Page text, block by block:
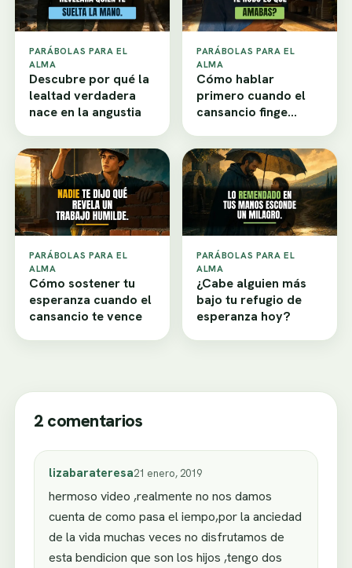
PARÁBOLAS PARA EL
ALMA
Descubre por qué la
lealtad verdadera
nace en la angustia
PARÁBOLAS PARA EL
ALMA
Cómo hablar
primero cuando el
cansancio finge
PARÁBOLAS PARA EL
ALMA
Cómo sostener tu
esperanza cuando el
cansancio te vence
PARÁBOLAS PARA EL
ALMA
¿Cabe alguien más
bajo tu refugio de
esperanza hoy?
2 comentarios
lizabarateresa21 enero, 2019
hermoso video ,realmente no nos damos
cuenta de como pasa el iempo,por la anciedad
de la vida muchas veces no disfrutamos de
esta bendicion que son los hijos ,tengo dos